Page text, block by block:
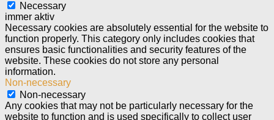
Necessary
immer aktiv
Necessary cookies are absolutely essential for the website to
function properly. This category only includes cookies that
ensures basic functionalities and security features of the
website. These cookies do not store any personal
information.
Non-necessary
Non-necessary
Any cookies that may not be particularly necessary for the
website to function and is used specifically to collect user